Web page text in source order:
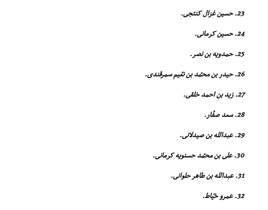
23. حسین غزال کنتجى.
24. حسین کرمانى.
25. حمدویه بن نصر.
26. حیدر بن محمّد بن نعُیم سمرقندى.
27. زید بن احمد خلقى.
28. سعد صفّار.
29. عبدالله بن صیدلانى.
30. على بن محمّد حسنویه کرمانى.
31. عبدالله بن طاهر حلوانى.
32. عمرو خیّاط.